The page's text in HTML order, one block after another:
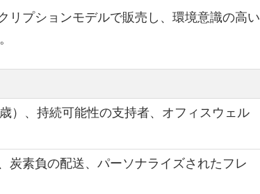
プションモデルで販売し、環境意識の高い
）、持続可能性の支持者、オフィスウェル
炭素負の配送、パーソナライズされたフレ